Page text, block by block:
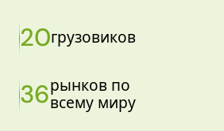
20грузовиков
36рынков по
всему миру